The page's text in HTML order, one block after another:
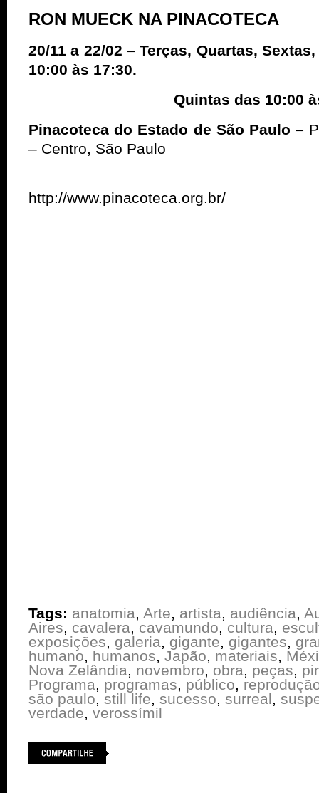
RON MUECK NA PINACOTECA
20/11 a 22/02 – Terças, Quartas,
10:00 às 17:30.
Quintas das 10:00 às
Pinacoteca do Estado de São Paulo –
– Centro, São Paulo
http://www.pinacoteca.org.br/
Tags: anatomia, Arte, artista, audiência,
Aires, cavalera, cavamundo, cultura,
exposições, galeria, gigante, gigantes,
humano, humanos, Japão, materiais,
Nova Zelândia, novembro, obra, peças,
Programa, programas, público,
são paulo, still life, sucesso, surreal,
verdade, verossímil